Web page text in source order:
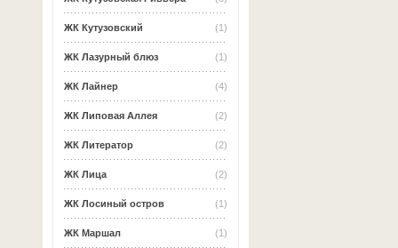
(1)
ЖК Кутузовский
(1)
ЖК Лазурный блюз
(4)
ЖК Лайнер
(2)
ЖК Липовая Аллея
(2)
ЖК Литератор
(2)
ЖК Лица
(1)
ЖК Лосиный остров
(1)
ЖК Маршал